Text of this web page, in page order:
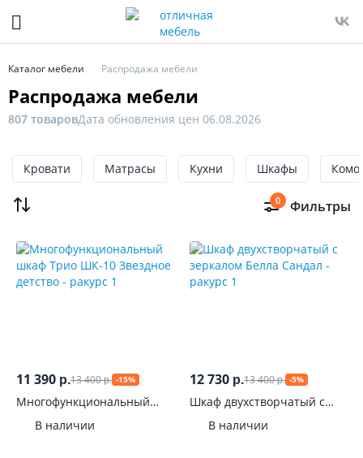
Каталог мебели Распродажа мебели
Распродажа мебели
807 товаровДата обновления цен 06.08.2026
Кровати Матрасы Кухни Шкафы
Фильтры
0
11 390 р.13 400р. -15%
Многофункциональный
детство
В наличии
12 730 р.13 400р. -5%
Шкаф двухстворчатый с
В наличии
Фильтр
От До
Глубина,
см
Длина,